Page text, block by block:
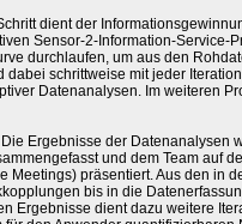
dient der
Sensor-2-Information-Service-
durchlaufen, um aus den
dabei schrittweise mit jeder
Datenanalysen. Im weiteren
Die Ergebnisse der Datenanalysen
und dem Team auf
Meetings) präsentiert. Aus den in
bis in die
Ergebnisse dient dazu weitere